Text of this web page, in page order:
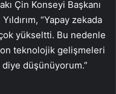
Çin Konseyi Başkanı
“Yapay zekada
yükseltti. Bu nedenle
teknolojik gelişmeleri
düşünüyorum.”